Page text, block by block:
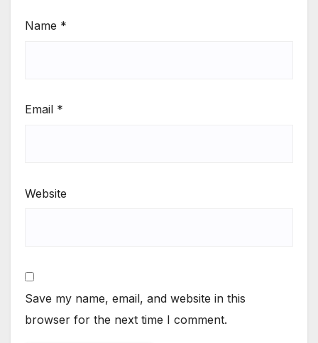
Name *
Email *
Website
Save my name, email, and website in this
browser for the next time I comment.